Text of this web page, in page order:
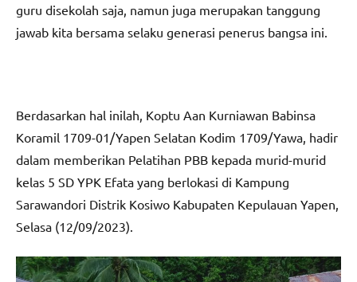
guru disekolah saja, namun juga merupakan tanggung
jawab kita bersama selaku generasi penerus bangsa ini.
Berdasarkan hal inilah, Koptu Aan Kurniawan Babinsa
Koramil 1709-01/Yapen Selatan Kodim 1709/Yawa, hadir
dalam memberikan Pelatihan PBB kepada murid-murid
kelas 5 SD YPK Efata yang berlokasi di Kampung
Sarawandori Distrik Kosiwo Kabupaten Kepulauan Yapen,
Selasa (12/09/2023).